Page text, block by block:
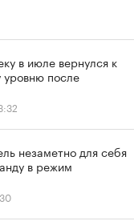
в июле вернулся к
уровню после
незаметно для себя
в режим